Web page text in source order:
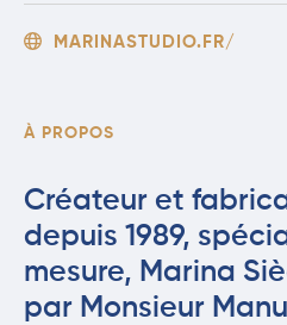
MARINASTUDIO.FR/
À PROPOS
Créateur et
depuis 1989,
mesure, Marina
par Monsieur